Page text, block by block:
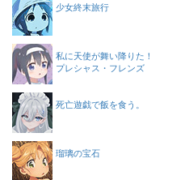
少女終末旅行
私に天使が舞い降りた！
プレシャス・フレンズ
死亡遊戯で飯を食う。
瑠璃の宝石